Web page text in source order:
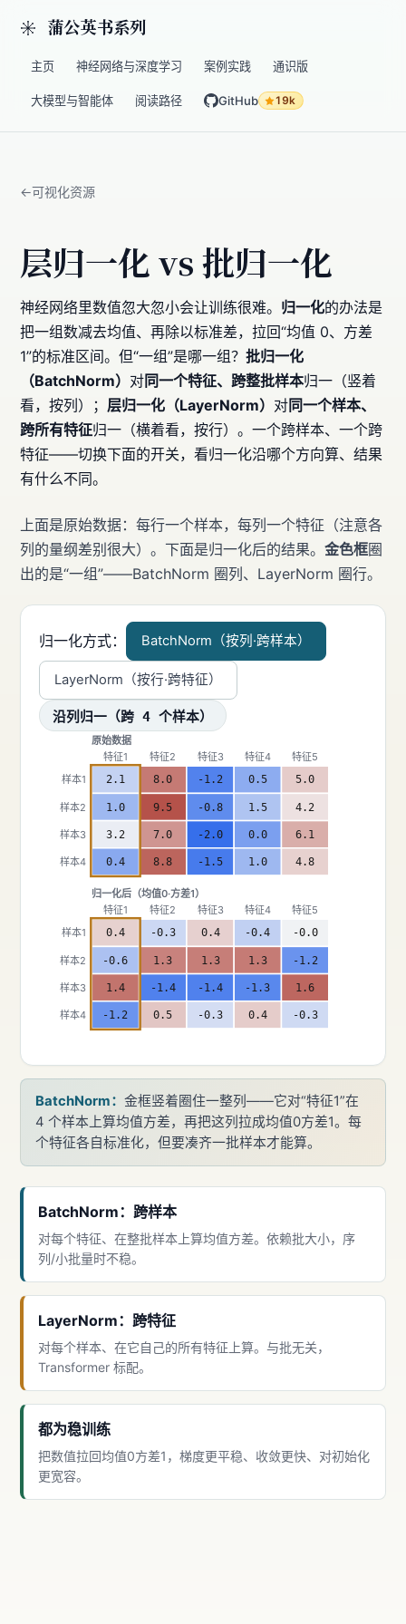
蒲公英书系列
主页 神经网络与深度学习 案例实践 通识版
大模型与智能体 阅读路径 GitHub 19k
可视化资源
层归一化 vs 批归一化
神经网络里数值忽大忽小会让训练很难。 归一化的办法是
把一组数减去均值、再除以标准差，拉回“均值 0、方差
1”的标准区间。但“一组”是哪一组？ 批归一化
（BatchNorm） 对同一个特征、跨整批样本归一（竖着
看，按列）； 层归一化（LayerNorm） 对同一个样本、
跨所有特征归一（横着看，按行）。一个跨样本、一个跨
特征——切换下面的开关，看归一化沿哪个方向算、结果
有什么不同。
上面是原始数据：每行一个样本，每列一个特征（注意各
列的量纲差别很大）。下面是归一化后的结果。 金色框圈
出的是“一组”——BatchNorm 圈列、LayerNorm 圈行。
归一化方式： BatchNorm（按列·跨样本）
LayerNorm（按行·跨特征）
沿列归一（跨 4 个样本）
原始数据
2.1 8.0 -1.2 0.5 5.0
1.0 9.5 -0.8 1.5 4.2
3.2 7.0 -2.0 0.0 6.1
0.4 8.8 -1.5 1.0 4.8
样本1
样本2
样本3
样本4
特征1 特征2 特征3 特征4 特征5
归一化后（均值0·方差1）
0.4 -0.3 0.4 -0.4 -0.0
-0.6 1.3 1.3 1.3 -1.2
1.4 -1.4 -1.4 -1.3 1.6
-1.2 0.5 -0.3 0.4 -0.3
样本1
样本2
样本3
样本4
特征1 特征2 特征3 特征4 特征5
BatchNorm： 金框竖着圈住一整列——它对“特征1”在
4 个样本上算均值方差，再把这列拉成均值0方差1。每
个特征各自标准化，但要凑齐一批样本才能算。
BatchNorm：跨样本
对每个特征、在整批样本上算均值方差。依赖批大小，序
列/小批量时不稳。
LayerNorm：跨特征
对每个样本、在它自己的所有特征上算。与批无关，
Transformer 标配。
都为稳训练
把数值拉回均值0方差1，梯度更平稳、收敛更快、对初始化
更宽容。